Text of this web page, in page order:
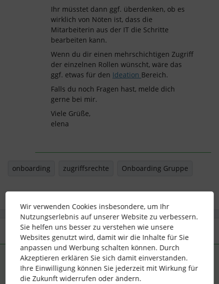
Ihr müsstet dann ggf. überdenken, ob es
wirklich von Nöten ist, dass die
Mitarbeiterin aus der IT die Schritte
bearbeiten kann.
Wenn du dir einen mehrschichtigen Zugriff
der einzelnen Rollen wünscht, wäre das
ggf. etwas für den Ideation Bereich.
Falls du noch Fragen hast, melde dich
gerne bei mir.
Viele Grüße,
elena
onboarding zugriffsrechte Onboarding Gruppe
3 Antworten Älteste zuerst
Elena ANTWORT Forum|Forum|4 years ago
Hallo@Herr Bates,
Wir verwenden Cookies insbesondere, um Ihr
Nutzungserlebnis auf unserer Website zu verbessern.
Sie helfen uns besser zu verstehen wie unsere
Websites genutzt wird, damit wir die Inhalte für Sie
anpassen und Werbung schalten können. Durch
Akzeptieren erklären Sie sich damit einverstanden.
Ihre Einwilligung können Sie jederzeit mit Wirkung für
die Zukunft widerrufen oder ändern.